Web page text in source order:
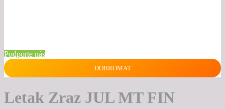
Podporte nás
DOBROMAT
Letak Zraz JUL MT FIN